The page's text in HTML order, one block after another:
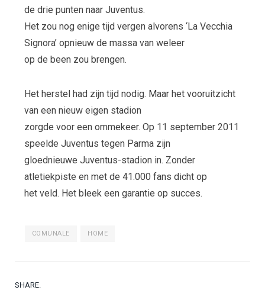
de drie punten naar Juventus.
Het zou nog enige tijd vergen alvorens ‘La Vecchia
Signora’ opnieuw de massa van weleer
op de been zou brengen.
Het herstel had zijn tijd nodig. Maar het vooruitzicht
van een nieuw eigen stadion
zorgde voor een ommekeer. Op 11 september 2011
speelde Juventus tegen Parma zijn
gloednieuwe Juventus-stadion in. Zonder
atletiekpiste en met de 41.000 fans dicht op
het veld. Het bleek een garantie op succes.
COMUNALE HOME
SHARE.